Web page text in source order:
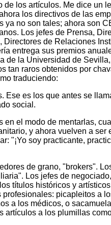
los artículos. Me dice un
los directivos de las
no son tales; ahora son
Los jefes de Prensa,
de Relaciones
entrega sus premios
de la Universidad de
tan raros obtenidos por
traduciendo:
Ese es los que antes se
social.
en el modo de mentarlas,
y ahora vuelven a ser
"¡Yo soy practicante,
de grano, "brokers".
Los jefes de
títulos históricos y
picapleitos a
a los médicos, o
artículos a los plumillas